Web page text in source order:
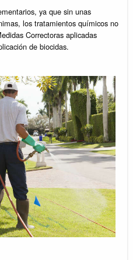
ya que sin unas
los tratamientos químicos no
Correctoras aplicadas
de biocidas.